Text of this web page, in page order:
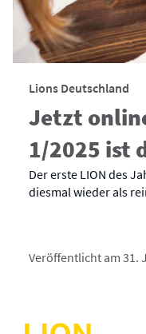
Lions Deutschland
Jetzt
1/2025 ist
Der erste LION des
diesmal wieder als
Veröffentlicht am 31.